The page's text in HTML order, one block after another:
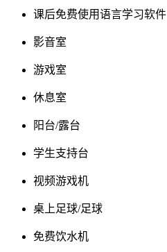
课后免费使用语言学习软件
影音室
游戏室
休息室
阳台/露台
学生支持台
视频游戏机
桌上足球/足球
免费饮水机